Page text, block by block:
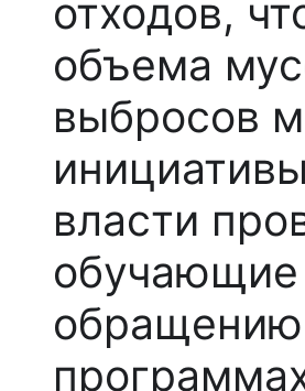
отходов,
объема
выбросов
власти
обучающие
обращению